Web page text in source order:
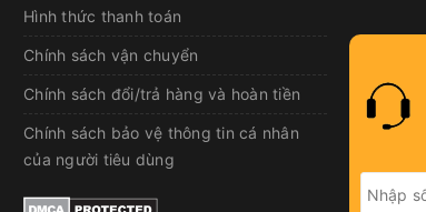
Hình thức thanh toán
Chính sách vận chuyển
Chính sách đổi/trả hàng và hoàn tiền
Chính sách bảo vệ thông tin cá nhân
của người tiêu dùng